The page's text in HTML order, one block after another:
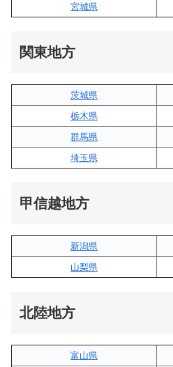
宮城県
関東地方
茨城県
栃木県
群馬県
埼玉県
甲信越地方
新潟県
山梨県
北陸地方
富山県